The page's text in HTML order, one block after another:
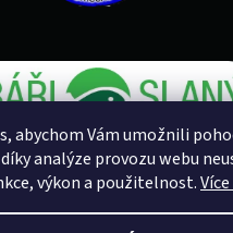
abychom Vám umožnili
analýze provozu webu
výkon a použitelnost.